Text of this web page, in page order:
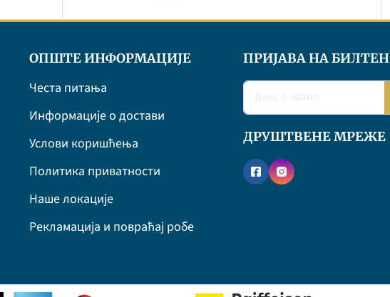
ОПШТЕ ИНФОРМАЦИЈЕ
Честа питања
Информације о достави
Услови коришћења
Политика приватности
Наше локације
Рекламација и повраћај робе
ПРИЈАВА НА БИЛТЕН
ДРУШТВЕНЕ МРЕЖЕ